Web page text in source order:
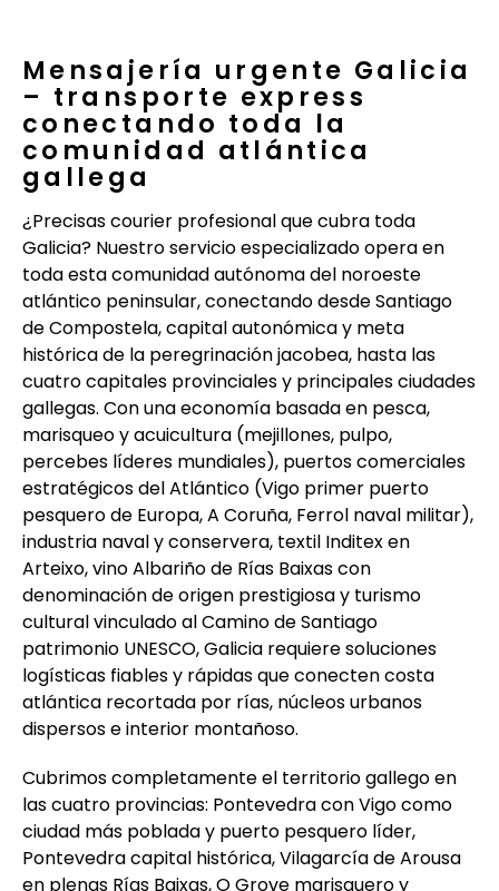
Mensajería urgente Galicia
– transporte express
conectando toda la
comunidad atlántica
gallega
¿Precisas courier profesional que cubra toda
Galicia? Nuestro servicio especializado opera en
toda esta comunidad autónoma del noroeste
atlántico peninsular, conectando desde Santiago
de Compostela, capital autonómica y meta
histórica de la peregrinación jacobea, hasta las
cuatro capitales provinciales y principales ciudades
gallegas. Con una economía basada en pesca,
marisqueo y acuicultura (mejillones, pulpo,
percebes líderes mundiales), puertos comerciales
estratégicos del Atlántico (Vigo primer puerto
pesquero de Europa, A Coruña, Ferrol naval militar),
industria naval y conservera, textil Inditex en
Arteixo, vino Albariño de Rías Baixas con
denominación de origen prestigiosa y turismo
cultural vinculado al Camino de Santiago
patrimonio UNESCO, Galicia requiere soluciones
logísticas fiables y rápidas que conecten costa
atlántica recortada por rías, núcleos urbanos
dispersos e interior montañoso.
Cubrimos completamente el territorio gallego en
las cuatro provincias: Pontevedra con Vigo como
ciudad más poblada y puerto pesquero líder,
Pontevedra capital histórica, Vilagarcía de Arousa
en plenas Rías Baixas, O Grove marisquero y